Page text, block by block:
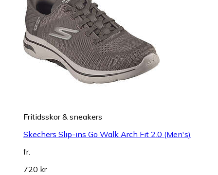
Fritidsskor & sneakers
Skechers Slip-ins Go Walk Arch Fit 2.0 (Men's)
fr.
720 kr